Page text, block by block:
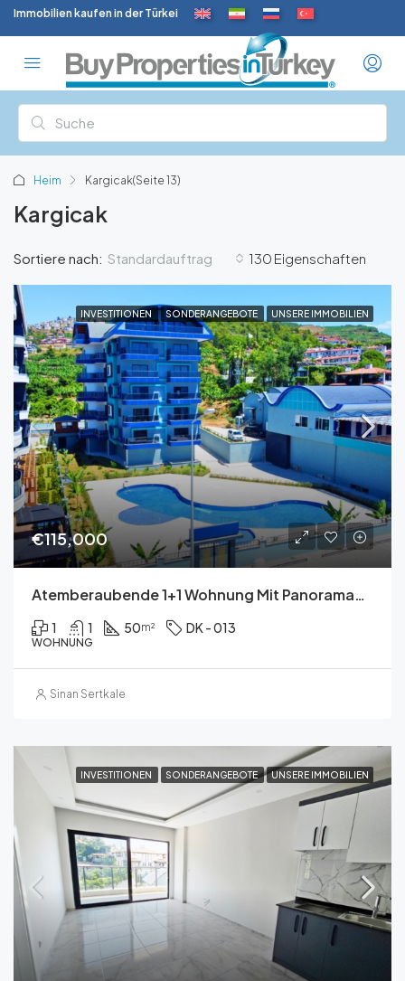
Immobilien kaufen in der Türkei
Heim Kargicak(Seite 13)
Kargicak
130 Eigenschaften
Sortiere nach: Standardauftrag
INVESTITIONEN SONDERANGEBOTE UNSERE IMMOBILIEN
€115,000
Atemberaubende 1+1 Wohnung Mit Panoramablick Auf Das Meer
1 1 50m² DK - 013
WOHNUNG
Sinan Sertkale
INVESTITIONEN SONDERANGEBOTE UNSERE IMMOBILIEN